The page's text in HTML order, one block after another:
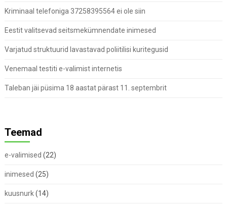
Kriminaal telefoniga 37258395564 ei ole siin
Eestit valitsevad seitsmekümnendate inimesed
Varjatud struktuurid lavastavad poliitilisi kuritegusid
Venemaal testiti e-valimist internetis
Taleban jäi püsima 18 aastat pärast 11. septembrit
Teemad
e-valimised (22)
inimesed (25)
kuusnurk(14)